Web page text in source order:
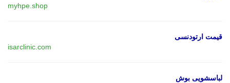
myhpe.shop
قیمت ارتودنسی
isarclinic.com
لباسشویی بوش